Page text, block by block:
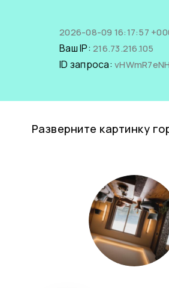
2026-08-09 16:17:57
Ваш IP: 216.73.216.105
ID запроса:
Разверните картинку